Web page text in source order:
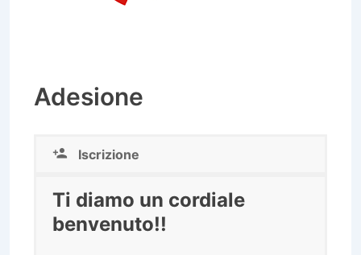
Adesione
Iscrizione
Ti diamo un cordiale
benvenuto!!